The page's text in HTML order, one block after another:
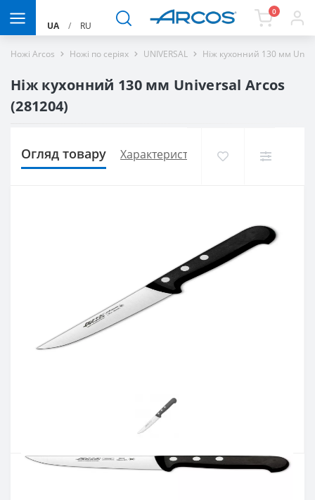
UA / RU
0
Ножі Arcos Ножі по серіях UNIVERSAL Ніж кухонний 130 мм
Ніж кухонний 130 мм Universal Arcos
(281204)
Огляд товару Характеристики Доставка і